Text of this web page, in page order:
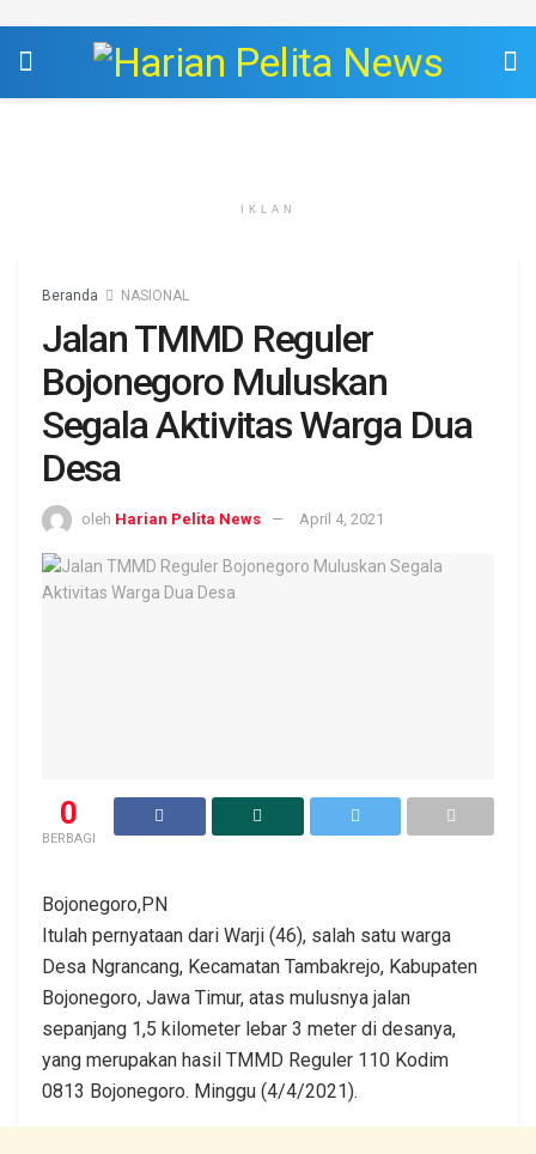
IKLAN
Beranda NASIONAL
Jalan TMMD Reguler
Bojonegoro Muluskan
Segala Aktivitas Warga Dua
Desa
oleh Harian Pelita News April 4, 2021
0
BERBAGI
Bojonegoro,PN
Itulah pernyataan dari Warji (46), salah satu warga
Desa Ngrancang, Kecamatan Tambakrejo, Kabupaten
Bojonegoro, Jawa Timur, atas mulusnya jalan
sepanjang 1,5 kilometer lebar 3 meter di desanya,
yang merupakan hasil TMMD Reguler 110 Kodim
0813 Bojonegoro. Minggu (4/4/2021).